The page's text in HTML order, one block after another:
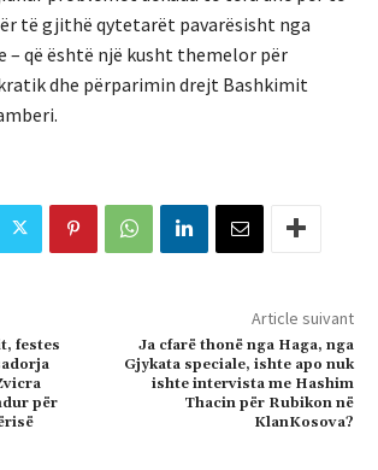
të gjithë qytetarët pavarësisht nga
– që është një kusht themelor për
dhe përparimin drejt Bashkimit
festes
për
Article suivant
Ja cfarë thonë nga Haga, nga
Gjykata speciale, ishte apo nuk
ishte intervista me Hashim
Thacin për Rubikon në
KlanKosova?